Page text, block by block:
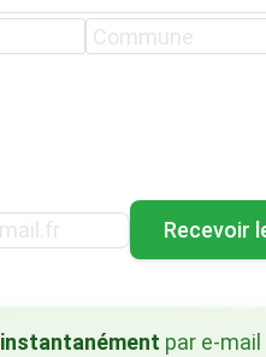
Recevoir
instantanément par e-